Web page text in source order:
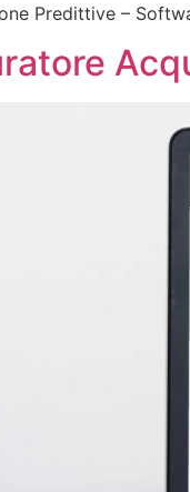
Predittive –